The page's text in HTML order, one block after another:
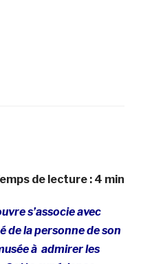
de lecture : 4 min
s’associe avec
de la personne de son
à admirer les